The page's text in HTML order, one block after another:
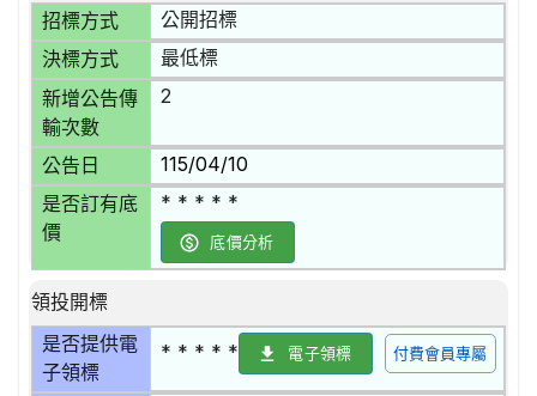
招標方式
公開招標
決標方式 最低標
新增公告傳
輸次數
2
公告日 115/04/10
是否訂有底
價
* * * * *
底價分析
領投開標
是否提供電
子領標
* * * * * 電子領標 付費會員專屬